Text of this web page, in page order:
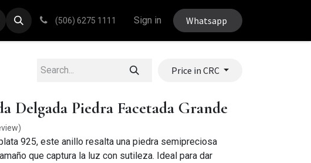
(506) 6275 1111 Sign in Whatsapp
Price in CRC
Delgada Piedra Facetada Grande
925, este anillo resalta una piedra semipreciosa
que captura la luz con sutileza. Ideal para dar